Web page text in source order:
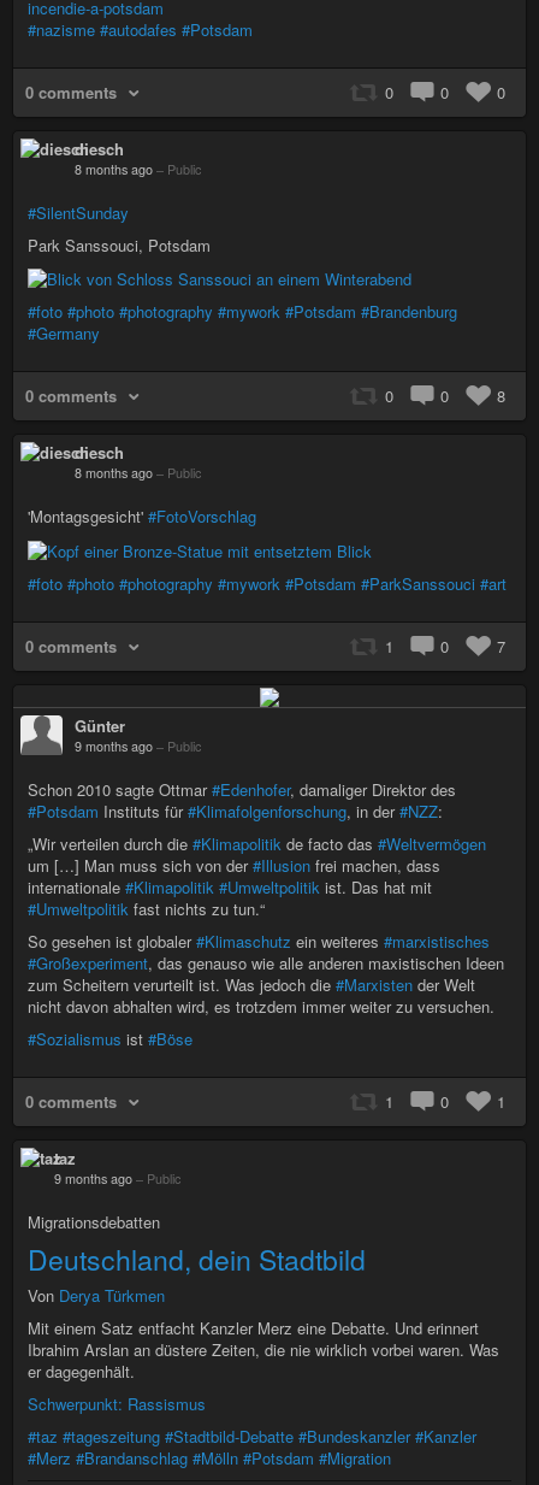
incendie-a-potsdam
#nazisme #autodafes #Potsdam
0 comments 0 0 0
diesch
8 months ago – Public
#SilentSunday
Park Sanssouci, Potsdam
#foto #photo #photography #mywork #Potsdam #Brandenburg
#Germany
0 comments 0 0 8
diesch
8 months ago – Public
'Montagsgesicht' #FotoVorschlag
#foto #photo #photography #mywork #Potsdam #ParkSanssouci #art
0 comments 1 0 7
Günter
9 months ago – Public
Schon 2010 sagte Ottmar#Edenhofer, damaliger Direktor des
#Potsdam Instituts für#Klimafolgenforschung, in der#NZZ:
„Wir verteilen durch die #Klimapolitik de facto das #Weltvermögen
um […] Man muss sich von der#Illusion frei machen, dass
internationale #Klimapolitik #Umweltpolitik ist. Das hat mit
#Umweltpolitik fast nichts zu tun.“
So gesehen ist globaler#Klimaschutz ein weiteres #marxistisches
#Großexperiment, das genauso wie alle anderen maxistischen Ideen
zum Scheitern verurteilt ist. Was jedoch die #Marxisten der Welt
nicht davon abhalten wird, es trotzdem immer weiter zu versuchen.
#Sozialismus ist #Böse
0 comments 1 0 1
taz
9 months ago – Public
Migrationsdebatten
Deutschland, dein Stadtbild
Von Derya Türkmen
Mit einem Satz entfacht Kanzler Merz eine Debatte. Und erinnert
Ibrahim Arslan an düstere Zeiten, die nie wirklich vorbei waren. Was
er dagegenhält.
Schwerpunkt: Rassismus
#taz #tageszeitung #Stadtbild-Debatte #Bundeskanzler #Kanzler
#Merz #Brandanschlag #Mölln #Potsdam #Migration